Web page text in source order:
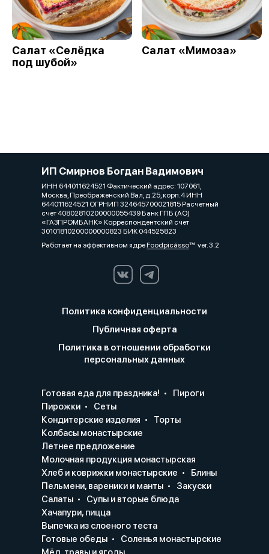
Салат «Селёдка
под шубой»
Салат «Мимоза»
ИП Смирнов Богдан Вадимович
ИНН 644011624521 Фактический адрес: 107061,
Москва, Преображенский Вал, д.25, корп.4 ИНН
644011624521 ОГРНИП 324645700021815 Расчетный
счет 40802810200000055439 Банк ГПБ (АО)
«ГАЗПРОМБАНК» Корреспондентский счет
30101810200000000823 БИК 044525823
Работает на эффективном ядреFoodpicássover. 3.2
Политика конфиденциальности
Публичная оферта
Политика в отношении обработки
персональных данных
Готовая еда для праздника!
Пироги
Пирожки
Сеты
Кондитерские изделия
Торты
Колбасы монастырские
Летнее предложение
Молочная продукция монастырская
Хлеб и коврижки монастырские
Блины
Пельмени, вареники и манты
Закуски
Салаты
Супы и вторые блюда
Хачапури, пицца
Выпечка из слоеного теста
Готовые обеды
Соленья монастырские